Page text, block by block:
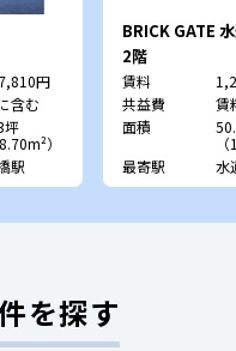
円
含む
坪
）
駅
BRICK GATE
2階
賃料
共益費
賃
面積
最寄駅
水
を探す